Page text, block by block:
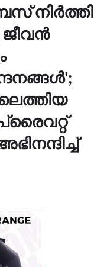
നിര്‍ത്തി